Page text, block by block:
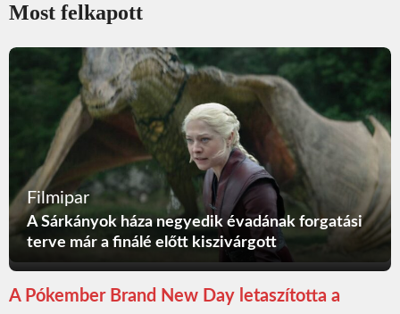
Most felkapott
Filmipar
A Sárkányok háza negyedik évadának forgatási
terve már a finálé előtt kiszivárgott
A Pókember Brand New Day letaszította a